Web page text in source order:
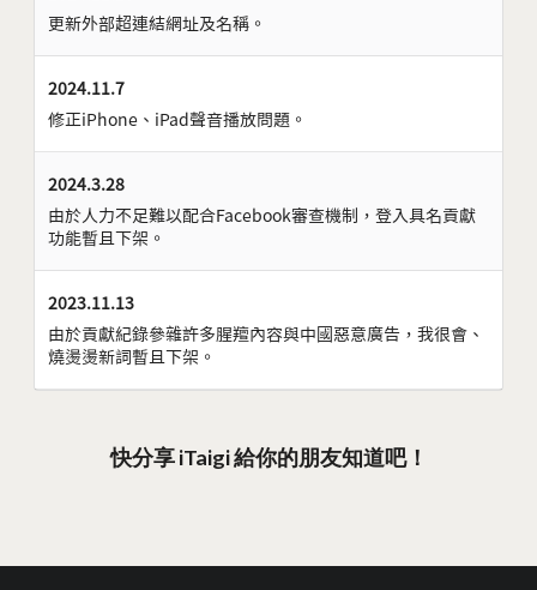
更新外部超連結網址及名稱。
2024.11.7
修正iPhone、iPad聲音播放問題。
2024.3.28
由於人力不足難以配合Facebook審查機制，登入具名貢獻
功能暫且下架。
2023.11.13
由於貢獻紀錄參雜許多腥羶內容與中國惡意廣告，我很會、
燒燙燙新詞暫且下架。
快分享 iTaigi 給你的朋友知道吧！